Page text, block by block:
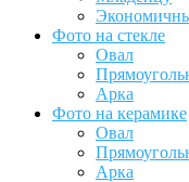
Фото на стекле
Овал
Арка
Фото на керамике
Овал
Арка